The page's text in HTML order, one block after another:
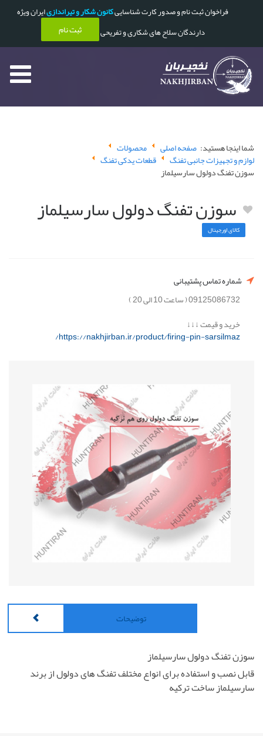
فراخوان ثبت نام و صدور کارت شناساییکانون شکار و تیراندازیایران ویژه
دارندگان سلاح های شکاری و تفریحی
ثبت نام
شما اینجا هستید: صفحه اصلی محصولات
لوازم و تجهیزات جانبی تفنگ قطعات یدکی تفنگ
سوزن تفنگ دولول سارسیلماز
سوزن تفنگ دولول سارسیلماز
کالای اورجینال
شماره تماس پشتیبانی
09125086732 ( ساعت 10 الی 20 )
خرید و قیمت ↓↓↓
https://nakhjirban.ir/product/firing-pin-sarsilmaz/
توضیحات
سوزن تفنگ دولول سارسیلماز
قابل نصب و استفاده برای انواع مختلف تفنگ های دولول از برند
سارسیلماز ساخت ترکیه